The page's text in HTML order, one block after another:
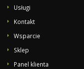
Usługi
Kontakt
Wsparcie
Sklep
Panel klienta